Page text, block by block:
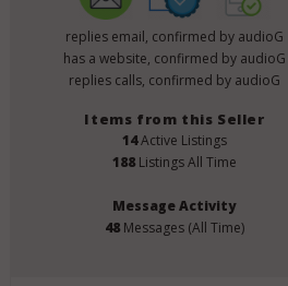
replies email, confirmed by audioG
has a website, confirmed by audioG
replies calls, confirmed by audioG
Items from this Seller
14Active Listings
188Listings All Time
Message Activity
48Messages (All Time)